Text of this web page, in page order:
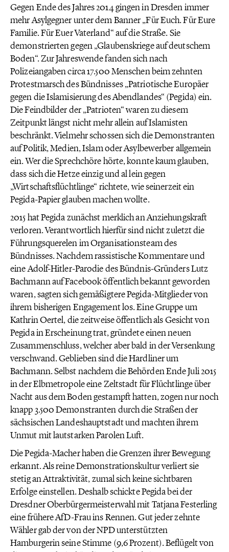
Gegen Ende des Jahres 2014 gingen in Dresden immer
mehr Asylgegner unter dem Banner „Für Euch. Für Eure
Familie. Für Euer Vaterland“ auf die Straße. Sie
demonstrierten gegen „Glaubenskriege auf deutschem
Boden“. Zur Jahreswende fanden sich nach
Polizeiangaben circa 17.500 Menschen beim zehnten
Protestmarsch des Bündnisses „Patriotische Europäer
gegen die Islamisierung des Abendlandes“ (Pegida) ein.
Die Feindbilder der „Patrioten“ waren zu diesem
Zeitpunkt längst nicht mehr allein auf Islamisten
beschränkt. Vielmehr schossen sich die Demonstranten
auf Politik, Medien, Islam oder Asylbewerber allgemein
ein. Wer die Sprechchöre hörte, konnte kaum glauben,
dass sich die Hetze einzig und al lein gegen
„Wirtschaftsflüchtlinge“ richtete, wie seinerzeit ein
Pegida-Papier glauben machen wollte.
2015 hat Pegida zunächst merklich an Anziehungskraft
verloren. Verantwortlich hierfür sind nicht zuletzt die
Führungsquerelen im Organisationsteam des
Bündnisses. Nachdem rassistische Kommentare und
eine Adolf-Hitler-Parodie des Bündnis-Gründers Lutz
Bachmann auf Facebook öffentlich bekannt geworden
waren, sagten sich gemäßigtere Pegida-Mitglieder von
ihrem bisherigen Engagement los. Eine Gruppe um
Kathrin Oertel, die zeitweise öffentlich als Gesicht von
Pegida in Erscheinung trat, gründete einen neuen
Zusammenschluss, welcher aber bald in der Versenkung
verschwand. Geblieben sind die Hardliner um
Bachmann. Selbst nachdem die Behörden Ende Juli 2015
in der Elbmetropole eine Zeltstadt für Flüchtlinge über
Nacht aus dem Boden gestampft hatten, zogen nur noch
knapp 3.500 Demonstranten durch die Straßen der
sächsischen Landeshauptstadt und machten ihrem
Unmut mit lautstarken Parolen Luft.
Die Pegida-Macher haben die Grenzen ihrer Bewegung
erkannt. Als reine Demonstrationskultur verliert sie
stetig an Attraktivität, zumal sich keine sichtbaren
Erfolge einstellen. Deshalb schickte Pegida bei der
Dresdner Oberbürgermeisterwahl mit Tatjana Festerling
eine frühere AfD-Frau ins Rennen. Gut jeder zehnte
Wähler gab der von der NPD unterstützten
Hamburgerin seine Stimme (9,6 Prozent). Beflügelt von